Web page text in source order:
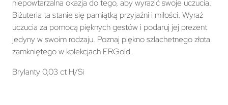
niepowtarzalna okazja do tego, aby wyrazić swoje uczucia.
Biżuteria ta stanie się pamiątką przyjaźni i miłości. Wyraź
uczucia za pomocą pięknych gestów i podaruj jej prezent
jedyny w swoim rodzaju. Poznaj piękno szlachetnego złota
zamkniętego w kolekcjach ERGold.
Brylanty 0,03 ct H/Si